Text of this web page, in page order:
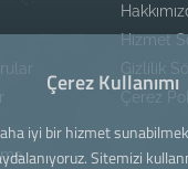
Hizmet
Gizlilik
Çerez
Çerez Kullanımı
iyi bir hizmet
Sitemizi